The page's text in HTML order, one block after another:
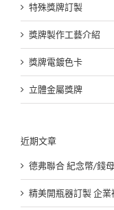
特殊獎牌訂製
獎牌製作工藝介紹
獎牌電鍍色卡
立體金屬獎牌
近期文章
德弗聯合 紀念幣/錢
精美開瓶器訂製 企業